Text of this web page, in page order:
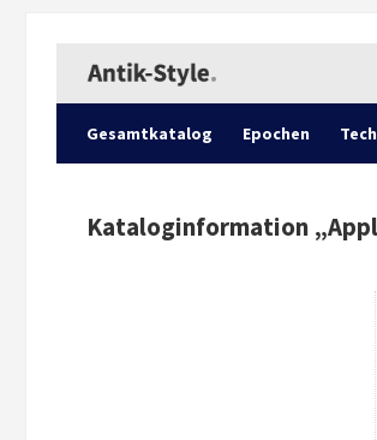
Gesamtkatalog Epochen
Kataloginformation „